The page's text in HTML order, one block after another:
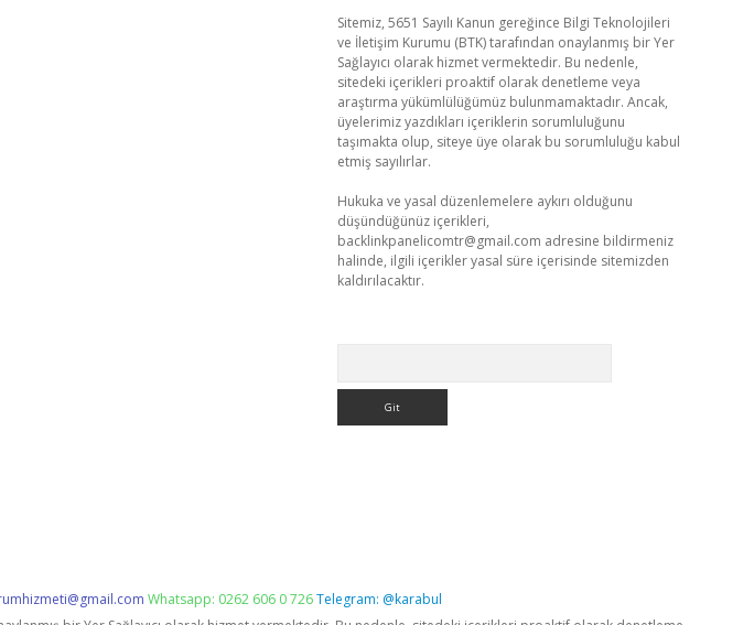
Sitemiz, 5651 Sayılı Kanun gereğince Bilgi Teknolojileri
ve İletişim Kurumu (BTK) tarafından onaylanmış bir Yer
Sağlayıcı olarak hizmet vermektedir. Bu nedenle,
sitedeki içerikleri proaktif olarak denetleme veya
araştırma yükümlülüğümüz bulunmamaktadır. Ancak,
üyelerimiz yazdıkları içeriklerin sorumluluğunu
taşımakta olup, siteye üye olarak bu sorumluluğu kabul
etmiş sayılırlar.
Hukuka ve yasal düzenlemelere aykırı olduğunu
düşündüğünüz içerikleri,
backlinkpanelicomtr@gmail.com adresine bildirmeniz
halinde, ilgili içerikler yasal süre içerisinde sitemizden
kaldırılacaktır.
Whatsapp: 0262 606 0 726Telegram: @karabul